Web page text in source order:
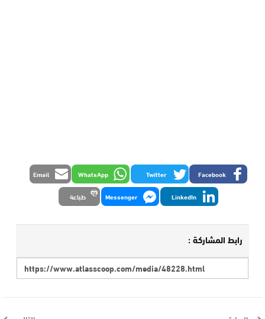
Facebook
Twitter
WhatsApp
Email
LinkedIn
Messenger طباعة
رابط المشاركة :